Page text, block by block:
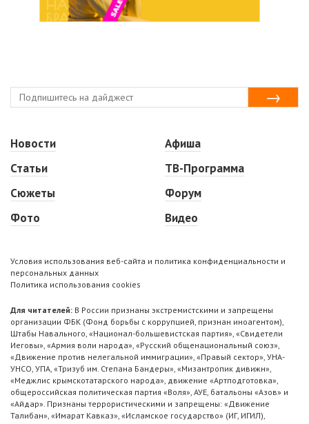
Новости
Статьи
Сюжеты
Фото
Афиша
ТВ-Программа
Форум
Видео
Условия использования веб-сайта и политика конфиденциальности и
персональных данных
Политика использования cookies
Для читателей: В России признаны экстремистскими и запрещены
организации ФБК (Фонд борьбы с коррупцией, признан иноагентом),
Штабы Навального, «Национал-большевистская партия», «Свидетели
Иеговы», «Армия воли народа», «Русский общенациональный союз»,
«Движение против нелегальной иммиграции», «Правый сектор», УНА-
УНСО, УПА, «Тризуб им. Степана Бандеры», «Мизантропик дивижн»,
«Меджлис крымскотатарского народа», движение «Артподготовка»,
общероссийская политическая партия «Воля», АУЕ, батальоны «Азов» и
«Айдар». Признаны террористическими и запрещены: «Движение
Талибан», «Имарат Кавказ», «Исламское государство» (ИГ, ИГИЛ),